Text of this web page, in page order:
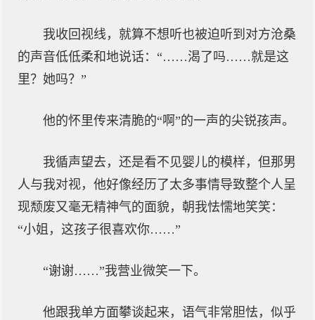
我收回视线，就算不想听也被迫听到对方沧桑
的声音低低柔和地说话：“……渴了吗……就是这
里？她吗？”
他的怀里传来清脆的“啊”的一声的尖锐孩声。
我循声望去，还是看不见婴儿的模样，但那男
人与我对视，他好像经历了太多事情导致整个人呈
现颓废又毫无精神气的面貌，朝我怯懦地笑笑：
“小姐，这孩子很喜欢你……”
“谢谢……”我营业微笑一下。
他跟我单方面攀谈起来，语气非常胆怯，似乎